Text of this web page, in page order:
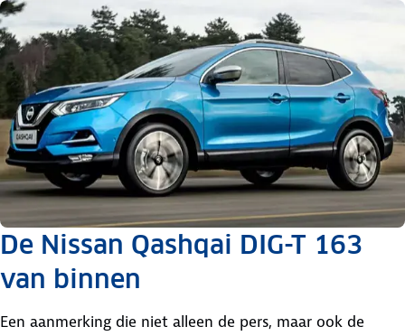
De Nissan Qashqai DIG-T 163
van binnen
Een aanmerking die niet alleen de pers, maar ook de